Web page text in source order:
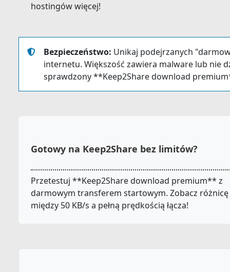
hostingów więcej!
Bezpieczeństwo: Unikaj podejrzanych
internetu. Większość zawiera malware lub nie
sprawdzony **Keep2Share download
Gotowy na Keep2Share bez limitów?
Przetestuj **Keep2Share download premium** z
darmowym transferem startowym. Zobacz różnicę
między 50 KB/s a pełną prędkością łącza!